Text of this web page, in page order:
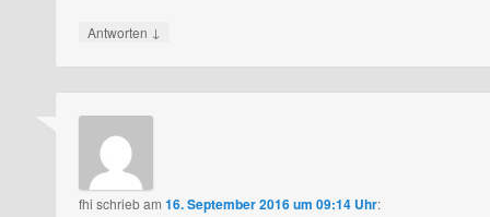
Antworten ↓
fhi schriebam16. September 2016 um 09:14 Uhr: